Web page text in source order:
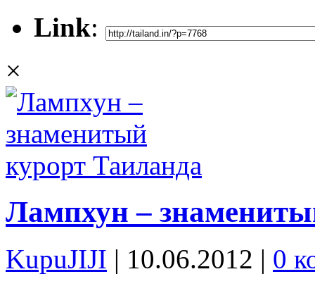
Link:
×
Лампхун –
KupuJIJI | 10.06.2012 | 0